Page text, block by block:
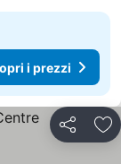
i prezzi
Condividi